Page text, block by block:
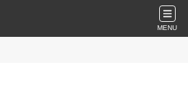
MENU